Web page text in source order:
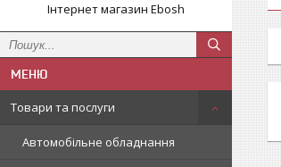
Інтернет магазин Ebosh
Товари та послуги
Автомобільне обладнання